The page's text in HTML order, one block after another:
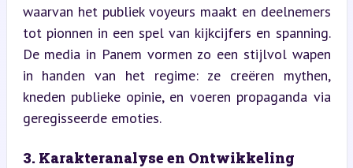
waarvan het publiek voyeurs maakt en deelnemers
tot pionnen in een spel van kijkcijfers en spanning.
De media in Panem vormen zo een stijlvol wapen
in handen van het regime: ze creëren mythen,
kneden publieke opinie, en voeren propaganda via
geregisseerde emoties.
3. Karakteranalyse en Ontwikkeling